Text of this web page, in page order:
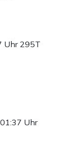
Uhr 295T
Uhr